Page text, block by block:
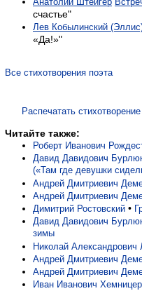
счастье"
Лев Кобылинский
«Да!»"
Все стихотворения поэта
Распечатать стихотворение
Читайте также:
Роберт Иванович
Давид Давидович
(«Там где девушки
Андрей Дмитриевич
Андрей Дмитриевич
Димитрий Ростовский •
Давид Давидович
зимы
Николай Александрович
Андрей Дмитриевич
Андрей Дмитриевич
Иван Иванович Хемницер